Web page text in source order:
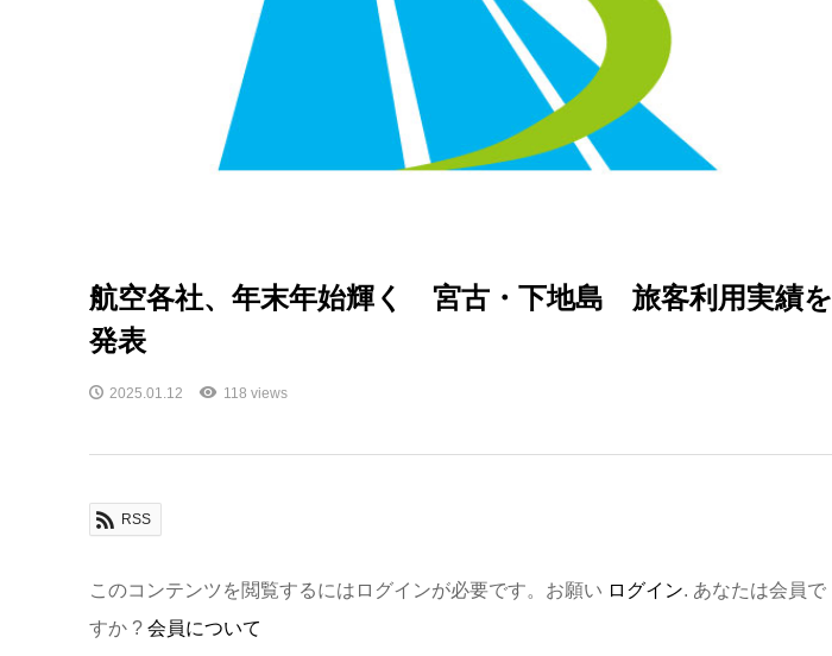
航空各社、年末年始輝く 宮古・下地島 旅客利用実績を
発表
2025.01.12 118 views
RSS
このコンテンツを閲覧するにはログインが必要です。お願い ログイン. あなたは会員で
すか ? 会員について